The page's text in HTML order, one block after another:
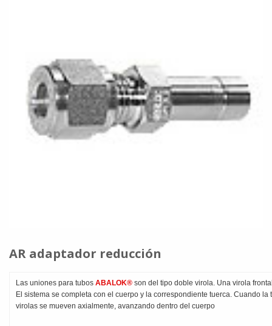
AR adaptador reducción
Las uniones para tubos ABALOK® son del tipo doble virola. Una virola
El sistema se completa con el cuerpo y la correspondiente tuerca. Cuando la
virolas se mueven axialmente, avanzando dentro del cuerpo